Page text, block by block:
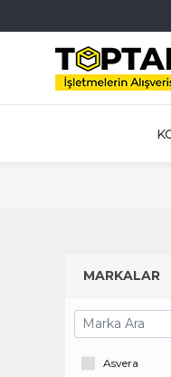
MARKALAR
Asvera